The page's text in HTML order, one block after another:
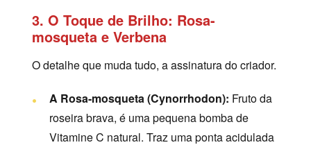
3. O Toque de Brilho: Rosa-
mosqueta e Verbena
O detalhe que muda tudo, a assinatura do criador.
A Rosa-mosqueta (Cynorrhodon): Fruto da
roseira brava, é uma pequena bomba de
Vitamine C natural. Traz uma ponta acidulada